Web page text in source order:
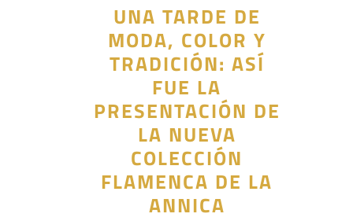
UNA TARDE DE
MODA, COLOR Y
TRADICIÓN: ASÍ
FUE LA
PRESENTACIÓN DE
LA NUEVA
COLECCIÓN
FLAMENCA DE LA
ANNICA